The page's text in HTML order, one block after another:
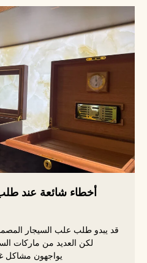
أخطاء شائعة عند
قد يبدو طلب علب السيجار
لكن العديد من ماركات
يواجهون مشاكل